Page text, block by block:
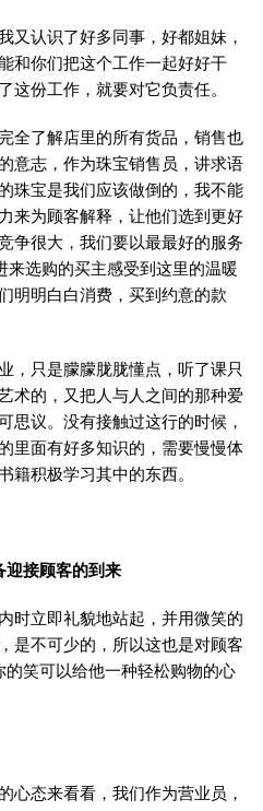
又认识了好多同事，好都姐妹，
和你们把这个工作一起好好干
这份工作，就要对它负责任。
全了解店里的所有货品，销售也
意志，作为珠宝销售员，讲求语
珠宝是我们应该做倒的，我不能
来为顾客解释，让他们选到更好
争很大，我们要以最最好的服务
来选购的买主感受到这里的温暖
明明白白消费，买到约意的款
，只是朦朦胧胧懂点，听了课只
术的，又把人与人之间的那种爱
思议。没有接触过这行的时候，
里面有好多知识的，需要慢慢体
籍积极学习其中的东西。
迎接顾客的到来
时立即礼貌地站起，并用微笑的
是不可少的，所以这也是对顾客
笑可以给他一种轻松购物的心
心态来看看，我们作为营业员，